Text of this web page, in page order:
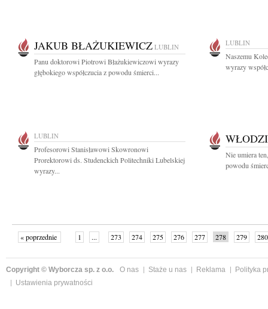
JAKUB BŁAŻUKIEWICZ LUBLIN
Panu doktorowi Piotrowi Błażukiewiczowi wyrazy
głębokiego współczucia z powodu śmierci...
LUBLIN
Naszemu
wyrazy
LUBLIN
Profesorowi Stanisławowi Skowronowi
Prorektorowi ds. Studenckich Politechniki Lubelskiej
wyrazy...
Nie umiera
powodu
« poprzednie 1 ... 273 274 275 276 277 278 279
280
Copyright © Wyborcza sp. z o.o. O nas Staże u nas Reklama
Polityka
Ustawienia prywatności